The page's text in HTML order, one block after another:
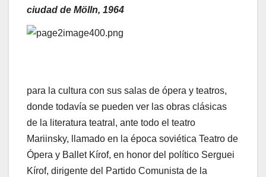
ciudad de Mölln, 1964
para la cultura con sus salas de ópera y teatros,
donde todavía se pueden ver las obras clásicas
de la literatura teatral, ante todo el teatro
Mariinsky, llamado en la época soviética Teatro de
Ópera y Ballet Kírof, en honor del político Serguei
Kírof, dirigente del Partido Comunista de la